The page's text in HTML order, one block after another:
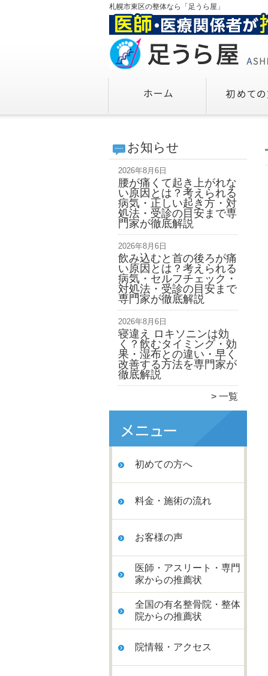
札幌市東区の整体なら「足うら屋」
お知らせ
2026年8月6日
腰が痛くて起き上がれな
い原因とは？考えられる
病気・正しい起き方・対
処法・受診の目安まで専
門家が徹底解説
2026年8月6日
飲み込むと首の後ろが痛
い原因とは？考えられる
病気・セルフチェック・
対処法・受診の目安まで
専門家が徹底解説
2026年8月6日
寝違え ロキソニンは効
く？飲むタイミング・効
果・湿布との違い・早く
改善する方法を専門家が
徹底解説
一覧
初めての方へ
料金・施術の流れ
お客様の声
医師・アスリート・専門
家からの推薦状
全国の有名整骨院・整体
院からの推薦状
院情報・アクセス